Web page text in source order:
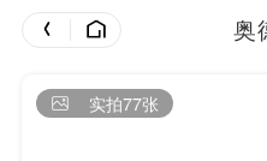
奥
实拍77张